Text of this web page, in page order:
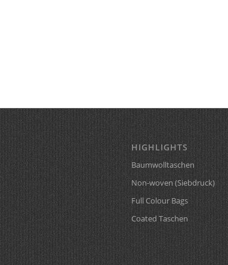
HIGHLIGHTS
Baumwolltaschen
Non-woven (Siebdruck)
Full Colour Bags
Coated Taschen